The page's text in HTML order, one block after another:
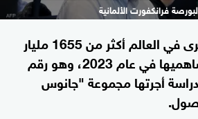
فرانكفورت الألمانية
دفعت الشركات الكبرى في العالم أكثر من 1655 مليار
دولار من الأرباح لمساهميها في عام 2023، وهو رقم
أجرتها مجموعة "جانوس